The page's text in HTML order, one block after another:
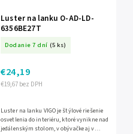
Luster na lanku O-AD-LD-
6356BE27T
Dodanie 7 dní (5 ks)
€19,67 bez DPH
€24,19
Luster na lanku VIGO je štýlové riešenie
osvetlenia do interiéru, ktoré vynikne nad
jedálenským stolom, v obývačke aj v